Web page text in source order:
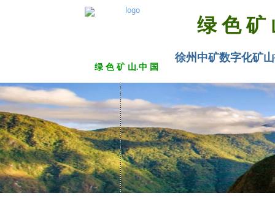
绿 色 矿
徐州中矿数字化矿
绿 色 矿 山.中 国